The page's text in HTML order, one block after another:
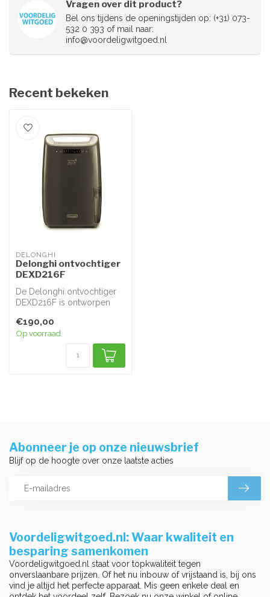
Vragen over dit product?
Bel ons tijdens de openingstijden op: (+31) 073-
532 0 393 of mail naar:
info@voordeligwitgoed.nl
Recent bekeken
DELONGHI
Delonghi ontvochtiger
DEXD216F
De Delonghi ontvochtiger
DEXD216F is ontworpen
uw huis...
€190,00
Op voorraad
Voordeligwitgoed.nl: Waar kwaliteit en
besparing samenkomen
Voordeligwitgoed.nl staat voor topkwaliteit tegen
onverslaanbare prijzen. Of het nu inbouw of vrijstaand is, bij ons
vind je altijd het perfecte apparaat. Mis geen enkele deal en
Abonneer je op onze nieuwsbrief
Blijf op de hoogte over onze laatste acties